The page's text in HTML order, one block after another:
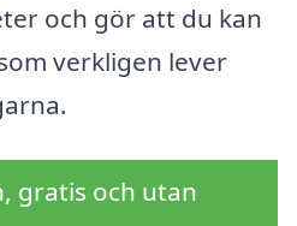
och gör att du kan
verkligen lever
gratis och utan